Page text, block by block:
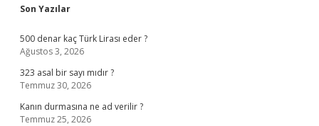
Sidebar
Son Yazılar
500 denar kaç Türk Lirası eder ?
Ağustos 3, 2026
323 asal bir sayı mıdır ?
Temmuz 30, 2026
Kanın durmasına ne ad verilir ?
Temmuz 25, 2026